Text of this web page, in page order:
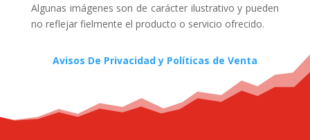
Algunas imágenes son de carácter ilustrativo y pueden
no reflejar fielmente el producto o servicio ofrecido.
Avisos De Privacidad y Políticas de Venta